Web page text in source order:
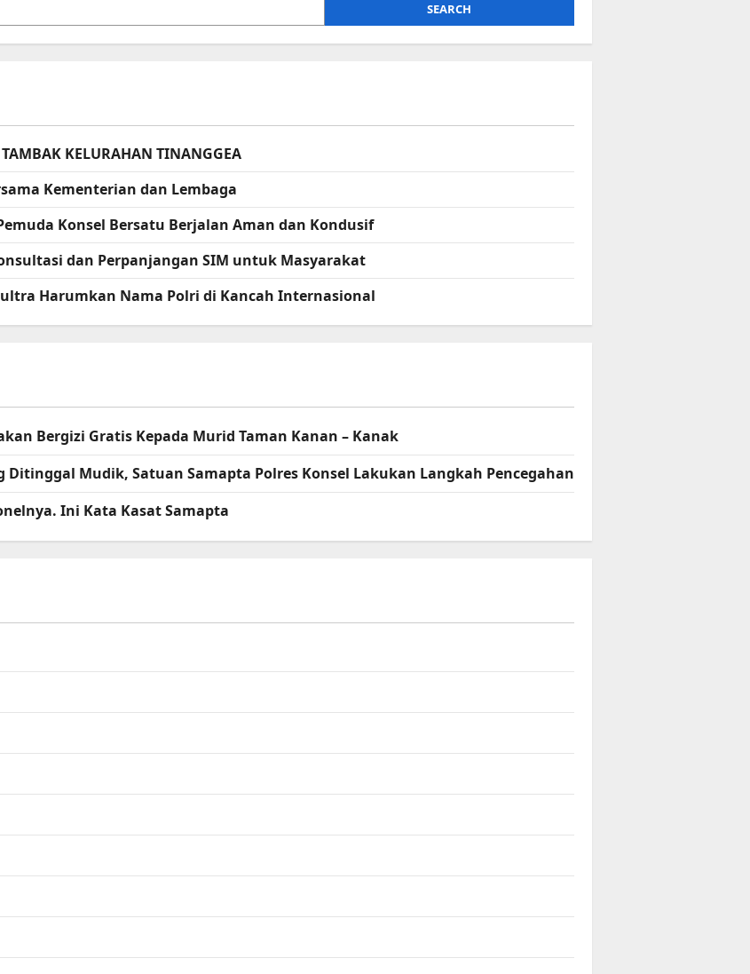
SEARCH
KELURAHAN TINANGGEA
Kementerian dan Lembaga
Konsel Bersatu Berjalan Aman dan Kondusif
dan Perpanjangan SIM untuk Masyarakat
Harumkan Nama Polri di Kancah Internasional
Bergizi Gratis Kepada Murid Taman Kanan – Kanak
Ditinggal Mudik, Satuan Samapta Polres Konsel Lakukan Langkah Pencegahan
Ini Kata Kasat Samapta